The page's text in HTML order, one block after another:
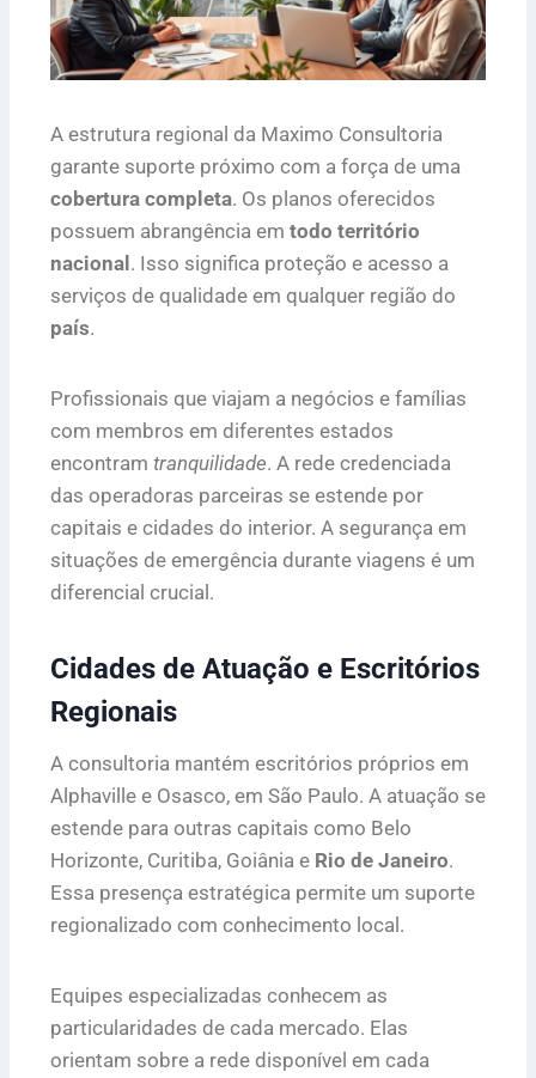
A estrutura regional da Maximo Consultoria
garante suporte próximo com a força de uma
cobertura completa. Os planos oferecidos
possuem abrangência em todo território
nacional. Isso significa proteção e acesso a
serviços de qualidade em qualquer região do
país.
Profissionais que viajam a negócios e famílias
com membros em diferentes estados
encontram tranquilidade. A rede credenciada
das operadoras parceiras se estende por
capitais e cidades do interior. A segurança em
situações de emergência durante viagens é um
diferencial crucial.
Cidades de Atuação e Escritórios
Regionais
A consultoria mantém escritórios próprios em
Alphaville e Osasco, em São Paulo. A atuação se
estende para outras capitais como Belo
Horizonte, Curitiba, Goiânia e Rio de Janeiro.
Essa presença estratégica permite um suporte
regionalizado com conhecimento local.
Equipes especializadas conhecem as
particularidades de cada mercado. Elas
orientam sobre a rede disponível em cada